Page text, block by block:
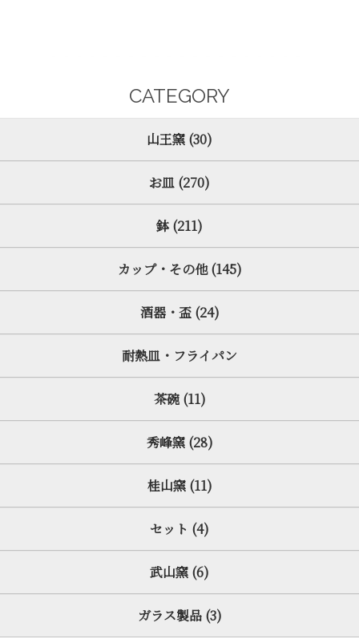
CATEGORY
山王窯 (30)
お皿 (270)
鉢 (211)
カップ・その他 (145)
酒器・盃 (24)
耐熱皿・フライパン
茶碗 (11)
秀峰窯 (28)
桂山窯 (11)
セット (4)
武山窯 (6)
ガラス製品 (3)